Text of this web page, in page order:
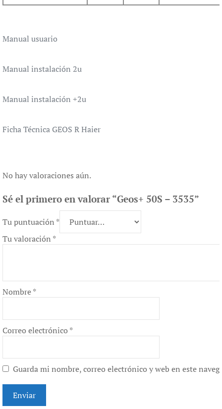
Manual usuario
Manual instalación 2u
Manual instalación +2u
Ficha Técnica GEOS R Haier
No hay valoraciones aún.
Sé el primero en valorar “Geos+ 50S – 3535”
Tu puntuación *
Tu valoración *
Nombre*
Correo electrónico *
Guarda mi nombre, correo electrónico y web en este